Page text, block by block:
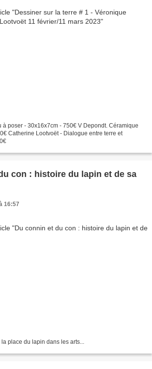
à poser - 30x16x7cm - 750€ V Depondt. Céramique
Catherine Lootvoët - Dialogue entre terre et
con : histoire du lapin et de sa
16:57
place du lapin dans les arts...